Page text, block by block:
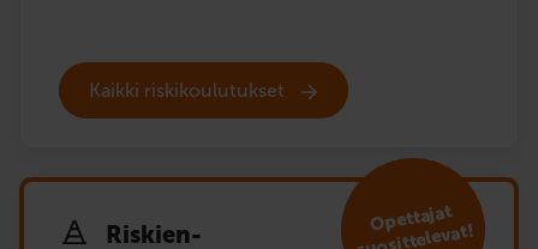
Kaikki riskikoulutukset
Riskien­
Opettajat
suosittelevat!